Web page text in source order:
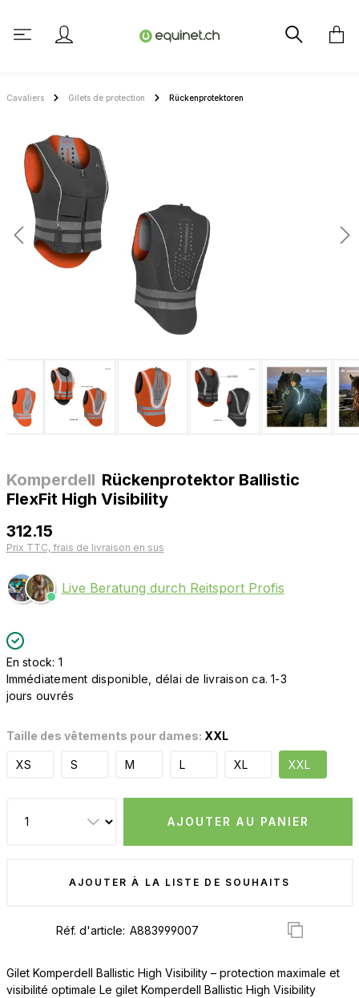
Cavaliers Gilets de protection Rückenprotektoren
Komperdell Rückenprotektor Ballistic
FlexFit High Visibility
312.15
Prix TTC, frais de livraison en sus
Live Beratung durch Reitsport Profis
En stock: 1
Immédiatement disponible, délai de livraison ca. 1-3
jours ouvrés
Taille des vêtements pour dames: XXL
XS S M L XL XXL
AJOUTER AU PANIER
AJOUTER À LA LISTE DE SOUHAITS
Réf. d'article:
Gilet Komperdell Ballistic High Visibility – protection maximale et
visibilité optimale Le gilet Komperdell Ballistic High Visibility